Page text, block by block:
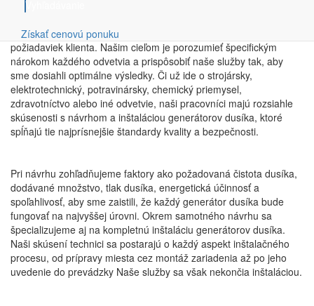
Vyhľadávanie
Získať cenovú ponuku
služieb šitých na mieru potrebám našich klientov. Od prvej
Naše riešenia na kľúč začínajú dôkladnou analýzou potrieb a
požiadaviek klienta. Našim cieľom je porozumieť špecifickým
nárokom každého odvetvia a prispôsobiť naše služby tak, aby
sme dosiahli optimálne výsledky. Či už ide o strojársky,
elektrotechnický, potravinársky, chemický priemysel,
zdravotníctvo alebo iné odvetvie, naši pracovníci majú rozsiahle
skúsenosti s návrhom a inštaláciou generátorov dusíka, ktoré
spĺňajú tie najprísnejšie štandardy kvality a bezpečnosti.
Pri návrhu zohľadňujeme faktory ako požadovaná čistota dusíka,
dodávané množstvo, tlak dusíka, energetická účinnosť a
spoľahlivosť, aby sme zaistili, že každý generátor dusíka bude
fungovať na najvyššej úrovni. Okrem samotného návrhu sa
špecializujeme aj na kompletnú inštaláciu generátorov dusíka.
Naši skúsení technici sa postarajú o každý aspekt inštalačného
procesu, od prípravy miesta cez montáž zariadenia až po jeho
uvedenie do prevádzky Naše služby sa však nekončia inštaláciou.